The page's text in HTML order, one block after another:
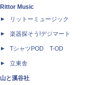
Rittor Music
リットーミュージック
楽器探そう!デジマート
TシャツPOD T-OD
立東舎
山と溪谷社